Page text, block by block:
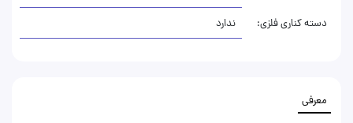
دسته کناری فلزی: ندارد
معرفی